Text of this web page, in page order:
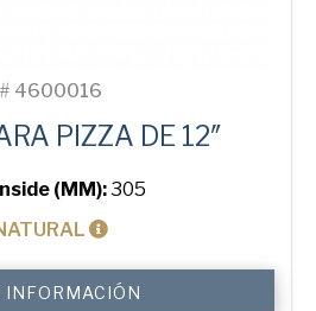
# 4600016
PIZZA DE 12″
(MM):305
INFORMACIÓN